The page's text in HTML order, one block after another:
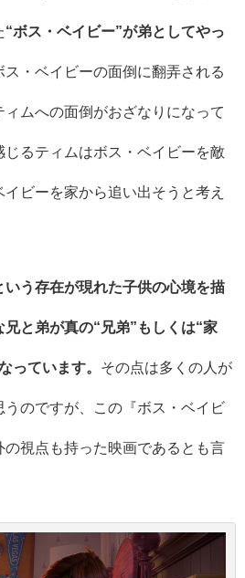
“ボス・ベイビー”が弟としてやっ
ス・ベイビーの面倒に翻弄される
ムへの面倒がおざなりになって
じるティムはボス・ベイビーを敵
ビーを家から追い出そうと考え
いう存在が現れた子供の心境を描
と弟が真の“兄弟”もしくは“家
っています。 その点は多くの人が
のですが、この『ボス・ベイビ
視点も持った映画であるとも言